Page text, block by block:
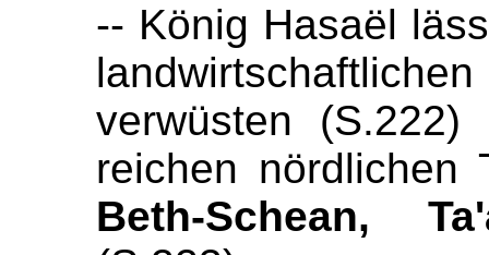
-- König Hasaël
verwüsten
reichen
Beth-Schean,